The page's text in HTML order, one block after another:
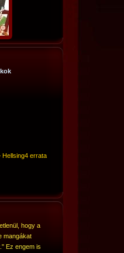
Hellsing4 errata
hogy a
mangákat
Ez engem is